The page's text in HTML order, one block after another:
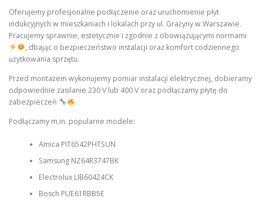
Oferujemy profesjonalne podłączenie oraz uruchomienie płyt
indukcyjnych w mieszkaniach i lokalach przy ul. Grażyny w Warszawie.
Pracujemy sprawnie, estetycznie i zgodnie z obowiązującymi normami
, dbając o bezpieczeństwo instalacji oraz komfort codziennego
użytkowania sprzętu.
Przed montażem wykonujemy pomiar instalacji elektrycznej, dobieramy
odpowiednie zasilanie 230 V lub 400 V oraz podłączamy płytę do
zabezpieczeń
.
Podłączamy m.in. popularne modele:
Amica PIT6542PHTSUN
Samsung NZ64R3747BK
Electrolux LIB60424CK
Bosch PUE61RBB5E